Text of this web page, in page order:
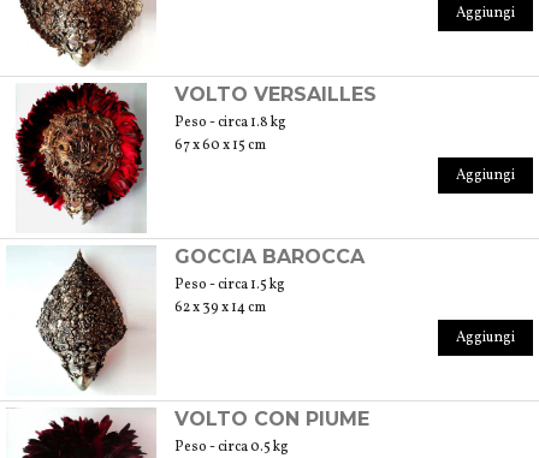
Aggiungi
VOLTO VERSAILLES
Peso - circa 1.8 kg
67 x 60 x 15 cm
Aggiungi
GOCCIA BAROCCA
Peso - circa 1.5 kg
62 x 39 x 14 cm
Aggiungi
VOLTO CON PIUME
Peso - circa 0.5 kg